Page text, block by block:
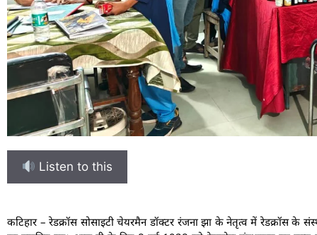
Listen to this
कटिहार – रेडक्रॉस सोसाइटी चेयरमैन डॉक्टर रंजना झा के नेतृत्व में रेडक्रॉस के